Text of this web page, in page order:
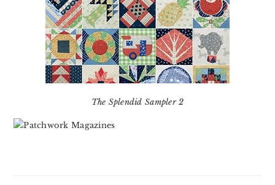
The Splendid Sampler 2